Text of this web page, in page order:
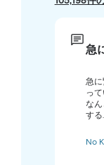
急
急に
っ
なん
する
No K